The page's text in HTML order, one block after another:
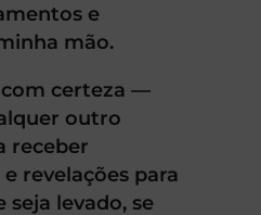
e
mão.
com certeza —
outro
receber
revelações para
seja levado, se